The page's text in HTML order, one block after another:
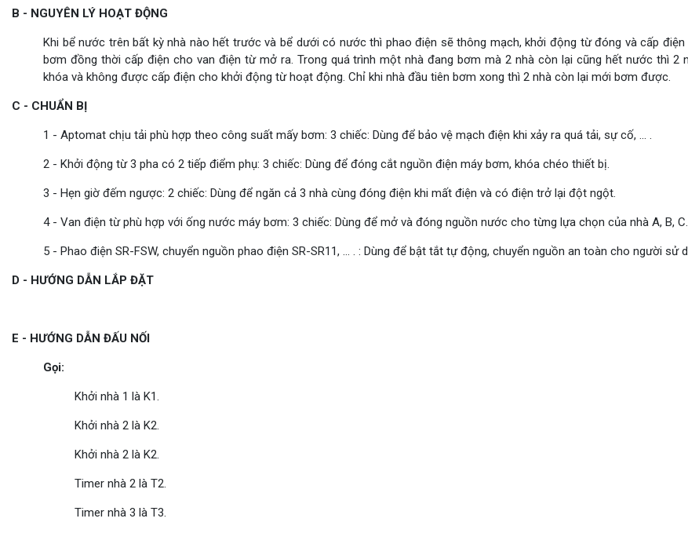
B - NGUYÊN LÝ HOẠT ĐỘNG
Khi bể nước trên bất kỳ nhà nào hết trước và bể dưới có nước thì phao điện sẽ thông mạch, khởi động từ đóng và cấp
bơm đồng thời cấp điện cho van điện từ mở ra. Trong quá trình một nhà đang bơm mà 2 nhà còn lại cũng hết nước thì 2
khóa và không được cấp điện cho khởi động từ hoạt động. Chỉ khi nhà đầu tiên bơm xong thì 2 nhà còn lại mới bơm được.
C - CHUẨN BỊ
1 - Aptomat chịu tải phù hợp theo công suất mấy bơm: 3 chiếc: Dùng để bảo vệ mạch điện khi xảy ra quá tải, sự cố, ... .
2 - Khởi động từ 3 pha có 2 tiếp điểm phụ: 3 chiếc: Dùng để đóng cắt nguồn điện máy bơm, khóa chéo thiết bị.
3 - Hẹn giờ đếm ngược: 2 chiếc: Dùng để ngăn cả 3 nhà cùng đóng điện khi mất điện và có điện trở lại đột ngột.
4 - Van điện từ phù hợp với ống nước máy bơm: 3 chiếc: Dùng để mở và đóng nguồn nước cho từng lựa chọn của nhà A, B, C.
5 - Phao điện SR-FSW, chuyển nguồn phao điện SR-SR11, ... . : Dùng để bật tắt tự động, chuyển nguồn an toàn cho người sử
D - HƯỚNG DẪN LẮP ĐẶT
E - HƯỚNG DẪN ĐẤU NỐI
Gọi:
Khởi nhà 1 là K1.
Khởi nhà 2 là K2.
Khởi nhà 2 là K2.
Timer nhà 2 là T2.
Timer nhà 3 là T3.